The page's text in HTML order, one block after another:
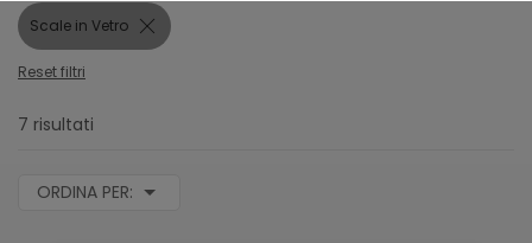
Scale in Vetro
Reset filtri
7 risultati
ORDINA PER: